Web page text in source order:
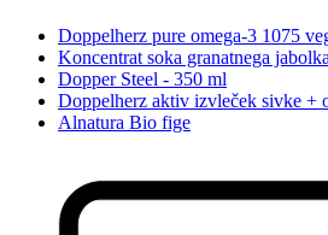
Doppelherz pure omega-3 1075
Koncentrat soka granatnega
Dopper Steel - 350 ml
Doppelherz aktiv izvleček sivke +
Alnatura Bio fige